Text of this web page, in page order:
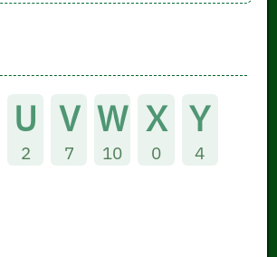
U
2
V
7
W
10
X
0
Y
4